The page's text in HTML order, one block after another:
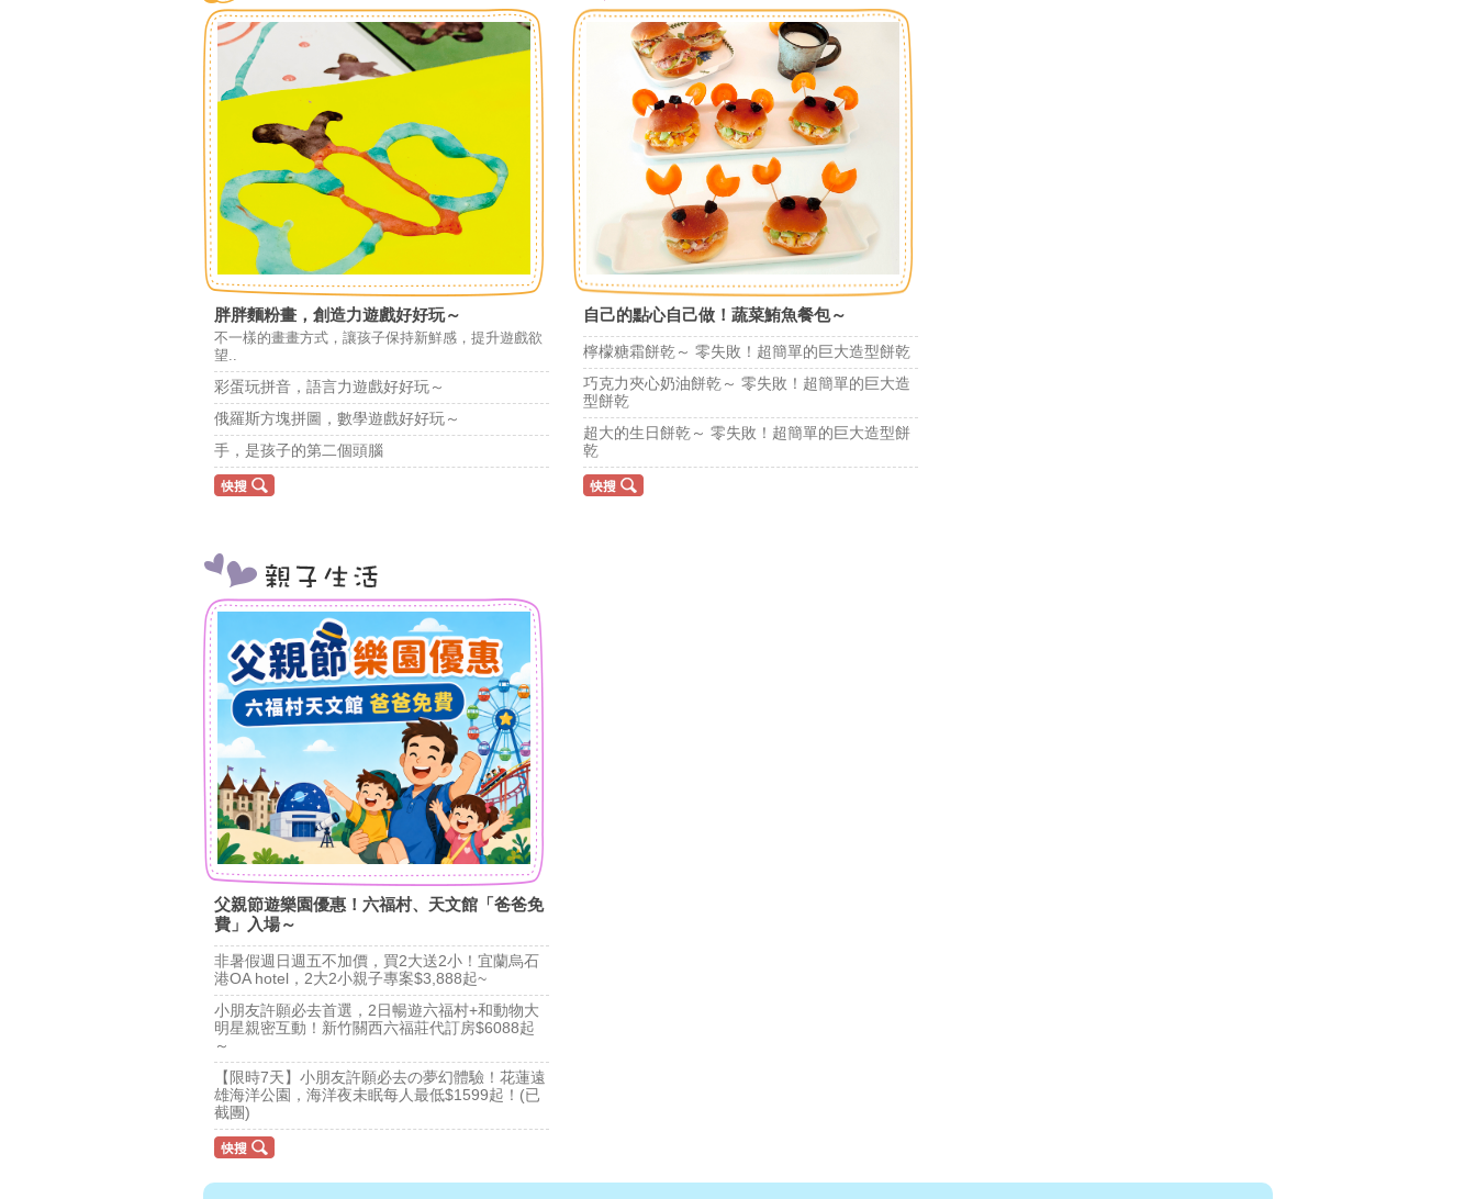
胖胖麵粉畫，創造力遊戲好好玩～
不一樣的畫畫方式，讓孩子保持新鮮感，提升遊戲欲
望..
彩蛋玩拼音，語言力遊戲好好玩～
俄羅斯方塊拼圖，數學遊戲好好玩～
手，是孩子的第二個頭腦
自己的點心自己做！蔬菜鮪魚餐包～
檸檬糖霜餅乾～ 零失敗！超簡單的巨大造型餅乾
巧克力夾心奶油餅乾～ 零失敗！超簡單的巨大造
型餅乾
超大的生日餅乾～ 零失敗！超簡單的巨大造型餅
乾
父親節遊樂園優惠！六福村、天文館「爸爸免
費」入場～
非暑假週日週五不加價，買2大送2小！宜蘭烏石
港OA hotel，2大2小親子專案$3,888起~
小朋友許願必去首選，2日暢遊六福村+和動物大
明星親密互動！新竹關西六福莊代訂房$6088起
～
【限時7天】小朋友許願必去の夢幻體驗！花蓮遠
雄海洋公園，海洋夜未眠每人最低$1599起！(已
截團)